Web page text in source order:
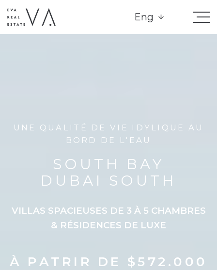
Eng
UNE QUALITÉ DE VIE IDYLIQUE AU
BORD DE L'EAU
SOUTH BAY
DUBAI SOUTH
VILLAS SPACIEUSES DE 3 À 5 CHAMBRES
& RÉSIDENCES DE LUXE
À PATRIR DE $572.000